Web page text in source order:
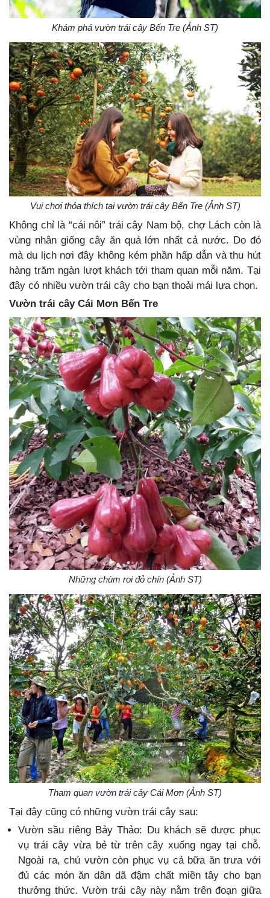
Khám phá vườn trái cây Bến Tre (Ảnh ST)
Vui chơi thỏa thích tại vườn trái cây Bến Tre (Ảnh ST)
Không chỉ là “cái nôi” trái cây Nam bộ, chợ Lách còn là
vùng nhân giống cây ăn quả lớn nhất cả nước. Do đó
mà du lịch nơi đây không kém phần hấp dẫn và thu hút
hàng trăm ngàn lượt khách tới tham quan mỗi năm. Tại
đây có nhiều vườn trái cây cho bạn thoải mái lựa chọn.
Vườn trái cây Cái Mơn Bến Tre
Những chùm roi đỏ chín (Ảnh ST)
Tham quan vườn trái cây Cái Mơn (Ảnh ST)
Tại đây cũng có những vườn trái cây sau:
Vườn sầu riêng Bảy Thảo: Du khách sẽ được phục
vụ trái cây vừa bẻ từ trên cây xuống ngay tại chỗ.
Ngoài ra, chủ vườn còn phục vụ cả bữa ăn trưa với
đủ các món ăn dân dã đậm chất miền tây cho bạn
thưởng thức. Vườn trái cây này nằm trên đoạn giữa